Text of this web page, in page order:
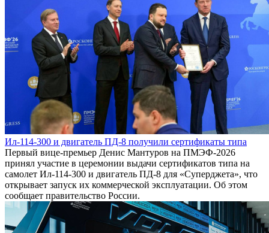
Ил-114-300 и двигатель ПД-8 получили сертификаты типа
Первый вице-премьер Денис Мантуров на ПМЭФ-2026
принял участие в церемонии выдачи сертификатов типа на
самолет Ил-114-300 и двигатель ПД-8 для «Суперджета», что
открывает запуск их коммерческой эксплуатации. Об этом
сообщает правительство России.